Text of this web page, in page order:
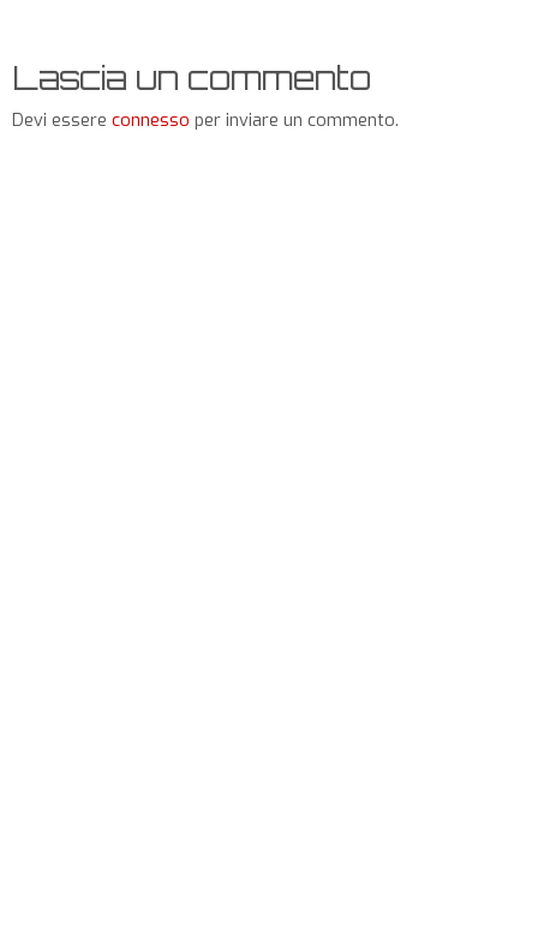
Lascia un commento
Devi essere connesso per inviare un commento.